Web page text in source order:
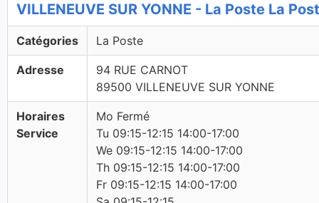
VILLENEUVE SUR YONNE - La Poste La
Catégories La Poste
Adresse
94 RUE CARNOT
89500 VILLENEUVE SUR YONNE
Horaires
Service
Mo Fermé
Tu 09:15-12:15 14:00-17:00
We 09:15-12:15 14:00-17:00
Th 09:15-12:15 14:00-17:00
Fr 09:15-12:15 14:00-17:00